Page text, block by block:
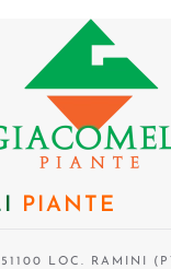
PIANTE
LOC. RAMINI